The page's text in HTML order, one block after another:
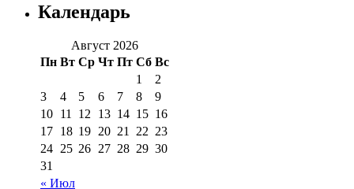
Календарь
Август 2026
Пн Вт Ср Чт Пт Сб Вс
« Июл
1
2
3
4 5 6 7 8
9
10 11 12 13 14 15 16
17 18 19 20 21 22 23
24 25 26 27 28 29 30
31